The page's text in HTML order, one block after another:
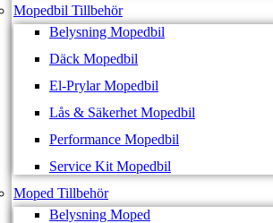
Mopedbil Tillbehör
Belysning Mopedbil
Däck Mopedbil
El-Prylar Mopedbil
Lås & Säkerhet Mopedbil
Performance Mopedbil
Service Kit Mopedbil
Moped Tillbehör
Belysning Moped